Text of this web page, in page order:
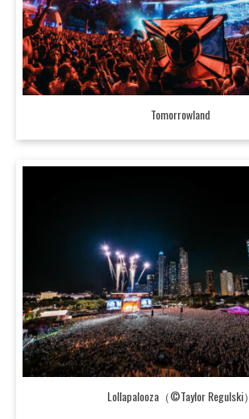
Tomorrowland
Lollapalooza（©Taylor Regulski）